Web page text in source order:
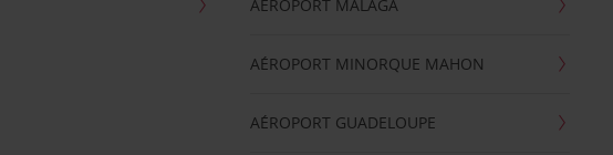
AÉROPORT MALAGA
AÉROPORT MINORQUE MAHON
AÉROPORT GUADELOUPE